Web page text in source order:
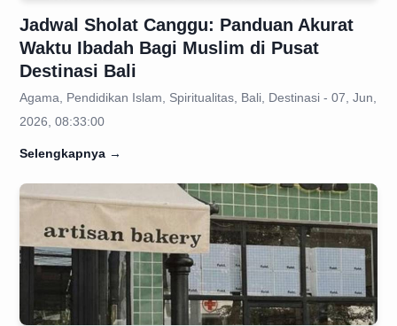
Jadwal Sholat Canggu: Panduan Akurat
Waktu Ibadah Bagi Muslim di Pusat
Destinasi Bali
Agama, Pendidikan Islam, Spiritualitas, Bali, Destinasi - 07, Jun,
2026, 08:33:00
Selengkapnya →